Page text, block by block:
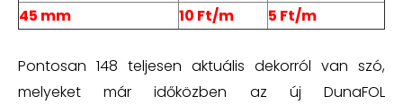
45 mm
10 Ft/m 5 Ft/m
Pontosan 148 teljesen aktuális dekorról van szó,
melyeket már időközben az új DunaFOL